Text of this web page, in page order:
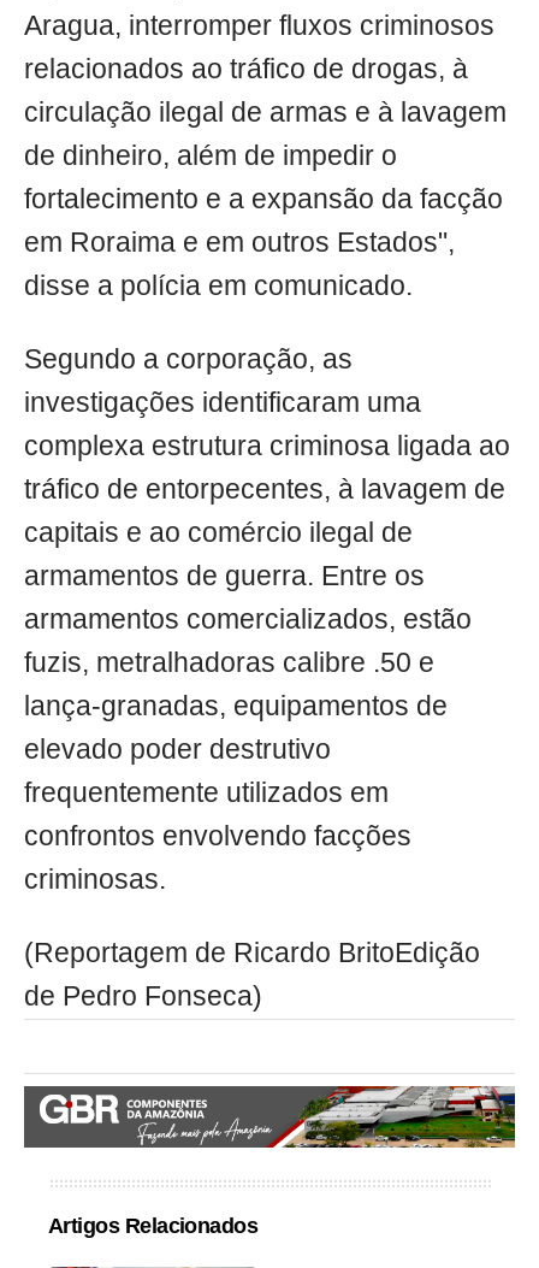
Aragua, interromper fluxos criminosos
relacionados ao tráfico de drogas, à
circulação ilegal de armas e à lavagem
de dinheiro, além de impedir o
fortalecimento e a expansão da facção
em Roraima e em outros Estados",
disse a polícia em comunicado.
Segundo a corporação, as
investigações identificaram uma
complexa estrutura criminosa ligada ao
tráfico de entorpecentes, à lavagem de
capitais e ao comércio ilegal de
armamentos de guerra. Entre os
armamentos comercializados, estão
fuzis, metralhadoras calibre .50 e
lança-granadas, equipamentos de
elevado poder destrutivo
frequentemente utilizados em
confrontos envolvendo facções
criminosas.
(Reportagem de Ricardo BritoEdição
de Pedro Fonseca)
Artigos Relacionados